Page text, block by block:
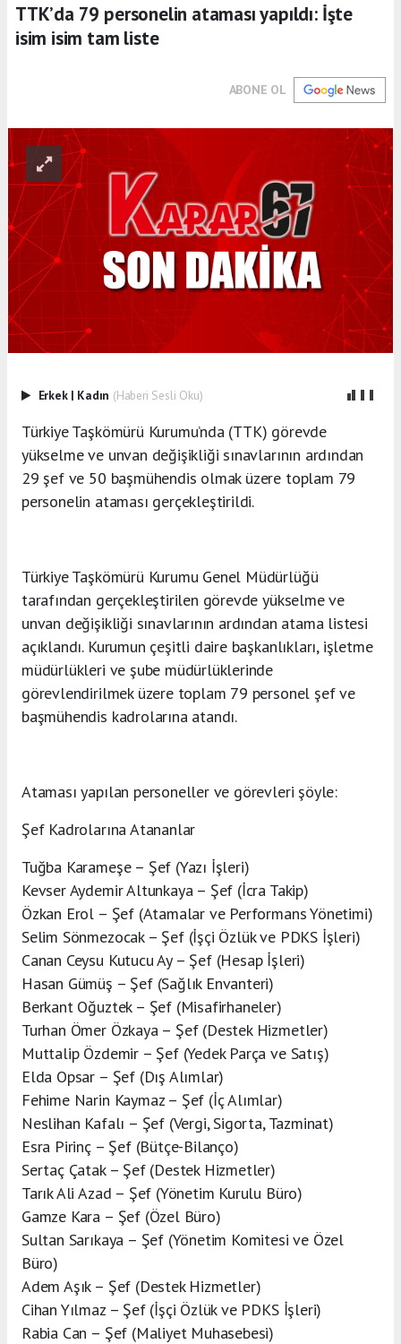
TTK’da 79 personelin ataması yapıldı: İşte
isim isim tam liste
ABONE OL
Erkek | Kadın (Haberi Sesli Oku)
Türkiye Taşkömürü Kurumu’nda (TTK) görevde
yükselme ve unvan değişikliği sınavlarının ardından
29 şef ve 50 başmühendis olmak üzere toplam 79
personelin ataması gerçekleştirildi.
Türkiye Taşkömürü Kurumu Genel Müdürlüğü
tarafından gerçekleştirilen görevde yükselme ve
unvan değişikliği sınavlarının ardından atama listesi
açıklandı. Kurumun çeşitli daire başkanlıkları, işletme
müdürlükleri ve şube müdürlüklerinde
görevlendirilmek üzere toplam 79 personel şef ve
başmühendis kadrolarına atandı.
Ataması yapılan personeller ve görevleri şöyle:
Şef Kadrolarına Atananlar
Tuğba Karameşe – Şef (Yazı İşleri)
Kevser Aydemir Altunkaya – Şef (İcra Takip)
Özkan Erol – Şef (Atamalar ve Performans Yönetimi)
Selim Sönmezocak – Şef (İşçi Özlük ve PDKS İşleri)
Canan Ceysu Kutucu Ay – Şef (Hesap İşleri)
Hasan Gümüş – Şef (Sağlık Envanteri)
Berkant Oğuztek – Şef (Misafirhaneler)
Turhan Ömer Özkaya – Şef (Destek Hizmetler)
Muttalip Özdemir – Şef (Yedek Parça ve Satış)
Elda Opsar – Şef (Dış Alımlar)
Fehime Narin Kaymaz – Şef (İç Alımlar)
Neslihan Kafalı – Şef (Vergi, Sigorta, Tazminat)
Esra Pirinç – Şef (Bütçe-Bilanço)
Sertaç Çatak – Şef (Destek Hizmetler)
Tarık Ali Azad – Şef (Yönetim Kurulu Büro)
Gamze Kara – Şef (Özel Büro)
Sultan Sarıkaya – Şef (Yönetim Komitesi ve Özel
Büro)
Adem Aşık – Şef (Destek Hizmetler)
Cihan Yılmaz – Şef (İşçi Özlük ve PDKS İşleri)
Rabia Can – Şef (Maliyet Muhasebesi)